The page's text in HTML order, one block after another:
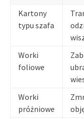
Kartony
typu szafa
Worki
foliowe
Worki
próżniowe